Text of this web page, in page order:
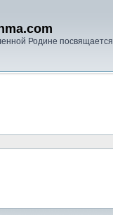
Родине посвящается